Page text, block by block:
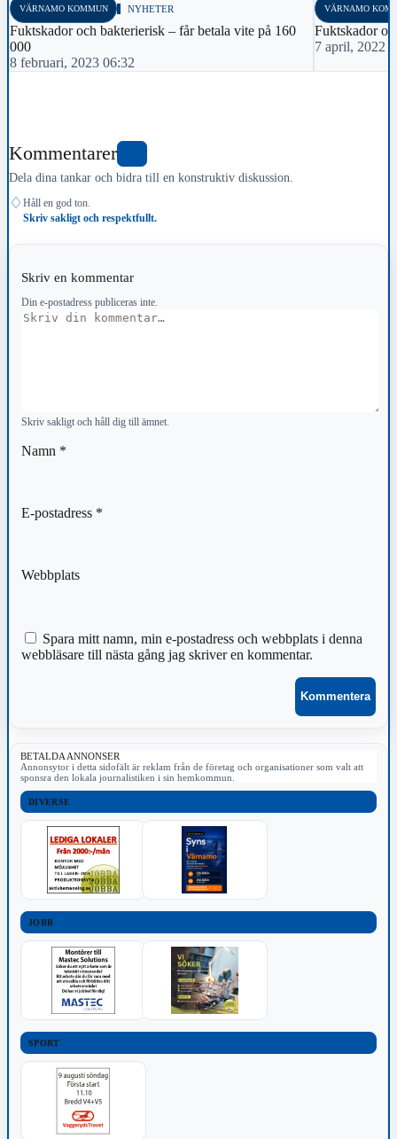
VÄRNAMO KOMMUN NYHETER
Fuktskador och bakterierisk – får betala vite på 160
000
8 februari, 2023 06:32
VÄRNAMO
Fuktskador
7 april, 2022
Kommentarer
Dela dina tankar och bidra till en konstruktiv diskussion.
♢ Håll en god ton.
Skriv sakligt och respektfullt.
Skriv en kommentar
Din e-postadress publiceras inte.
Kommentar
Skriv sakligt och håll dig till ämnet.
Namn *
E-postadress *
Webbplats
Spara mitt namn, min e-postadress och webbplats i denna
webbläsare till nästa gång jag skriver en kommentar.
BETALDA ANNONSER
Annonsytor i detta sidofält är reklam från de företag och organisationer som valt att
sponsra den lokala journalistiken i sin hemkommun.
DIVERSE
JOBB
SPORT